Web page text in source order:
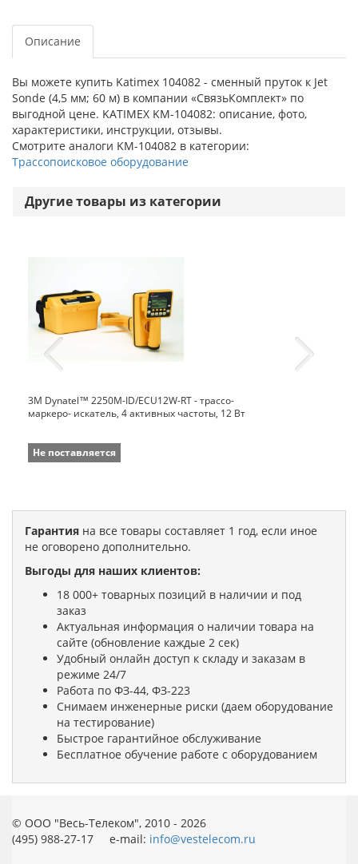
Описание
Вы можете купить Katimex 104082 - сменный пруток к Jet
Sonde (4,5 мм; 60 м) в компании «СвязьКомплект» по
выгодной цене. KATIMEX KM-104082: описание, фото,
характеристики, инструкции, отзывы.
Смотрите аналоги KM-104082 в категории:
Трассопоисковое оборудование
Другие товары из категории
3M Dynatel™ 2250M-ID/ECU12W-RT - трассо-
маркеро- искатель, 4 активных частоты, 12 Вт
Не поставляется
Гарантия на все товары составляет 1 год, если иное
не оговорено дополнительно.
Выгоды для наших клиентов:
18 000+ товарных позиций в наличии и под
заказ
Актуальная информация о наличии товара на
сайте (обновление каждые 2 сек)
Удобный онлайн доступ к складу и заказам в
режиме 24/7
Работа по ФЗ-44, ФЗ-223
Снимаем инженерные риски (даем оборудование
на тестирование)
Быстрое гарантийное обслуживание
Бесплатное обучение работе с оборудованием
© ООО "Весь-Телеком", 2010 - 2026
(495) 988-27-17 e-mail: info@vestelecom.ru